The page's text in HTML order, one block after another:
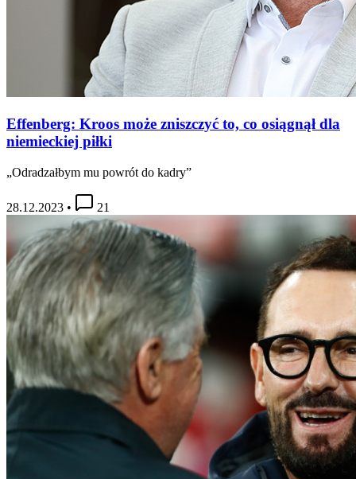
Effenberg: Kroos może zniszczyć to, co osiągnął dla
niemieckiej piłki
„Odradzałbym mu powrót do kadry”
28.12.2023 • 21